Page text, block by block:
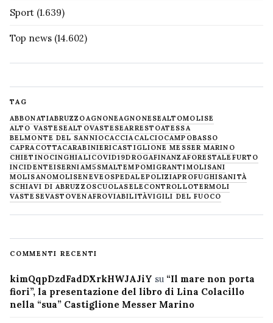
Sport (1.639)
Top news (14.602)
TAG
ABBONATIABRUZZOAGNONEAGNONESEALTOMOLISE
ALTO VASTESEALTOVASTESEARRESTOATESSA
BELMONTE DEL SANNIOCACCIA CALCIOCAMPOBASSO
CAPRACOTTACARABINIERICASTIGLIONE MESSER MARINO
CHIETINOCINGHIALICOVID19DROGAFINANZAFORESTALE FURTO
INCIDENTEISERNIAM5SMALTEMPOMIGRANTIMOLISANI
MOLISANOMOLISENEVE OSPEDALEPOLIZIAPROFUGHISANITÀ
SCHIAVI DI ABRUZZOSCUOLASELECONTROLLOTERMOLI
VASTESEVASTOVENAFROVIABILITÀVIGILI DEL FUOCO
COMMENTI RECENTI
kimQqpDzdFadDXrkHWJAJiY su “Il mare non porta
fiori”, la presentazione del libro di Lina Colacillo
nella “sua” Castiglione Messer Marino